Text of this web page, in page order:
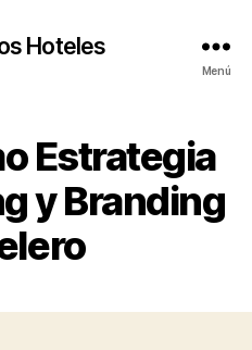
Hoteles
Menú
Estrategia
y Branding